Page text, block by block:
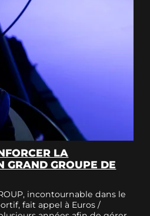
LA
GRAND GROUPE DE
incontournable dans le
fait appel à Euros /